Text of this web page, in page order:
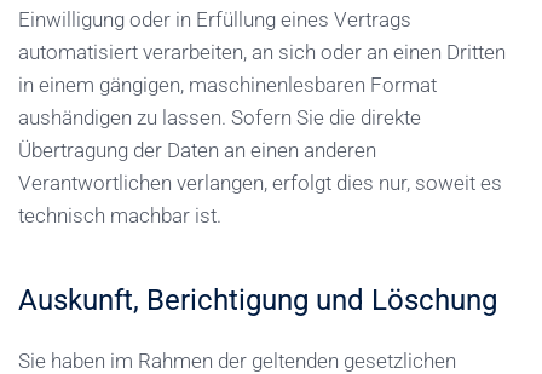
Einwilligung oder in Erfüllung eines Vertrags
automatisiert verarbeiten, an sich oder an einen Dritten
in einem gängigen, maschinenlesbaren Format
aushändigen zu lassen. Sofern Sie die direkte
Übertragung der Daten an einen anderen
Verantwortlichen verlangen, erfolgt dies nur, soweit es
technisch machbar ist.
Auskunft, Berichtigung und Löschung
Sie haben im Rahmen der geltenden gesetzlichen